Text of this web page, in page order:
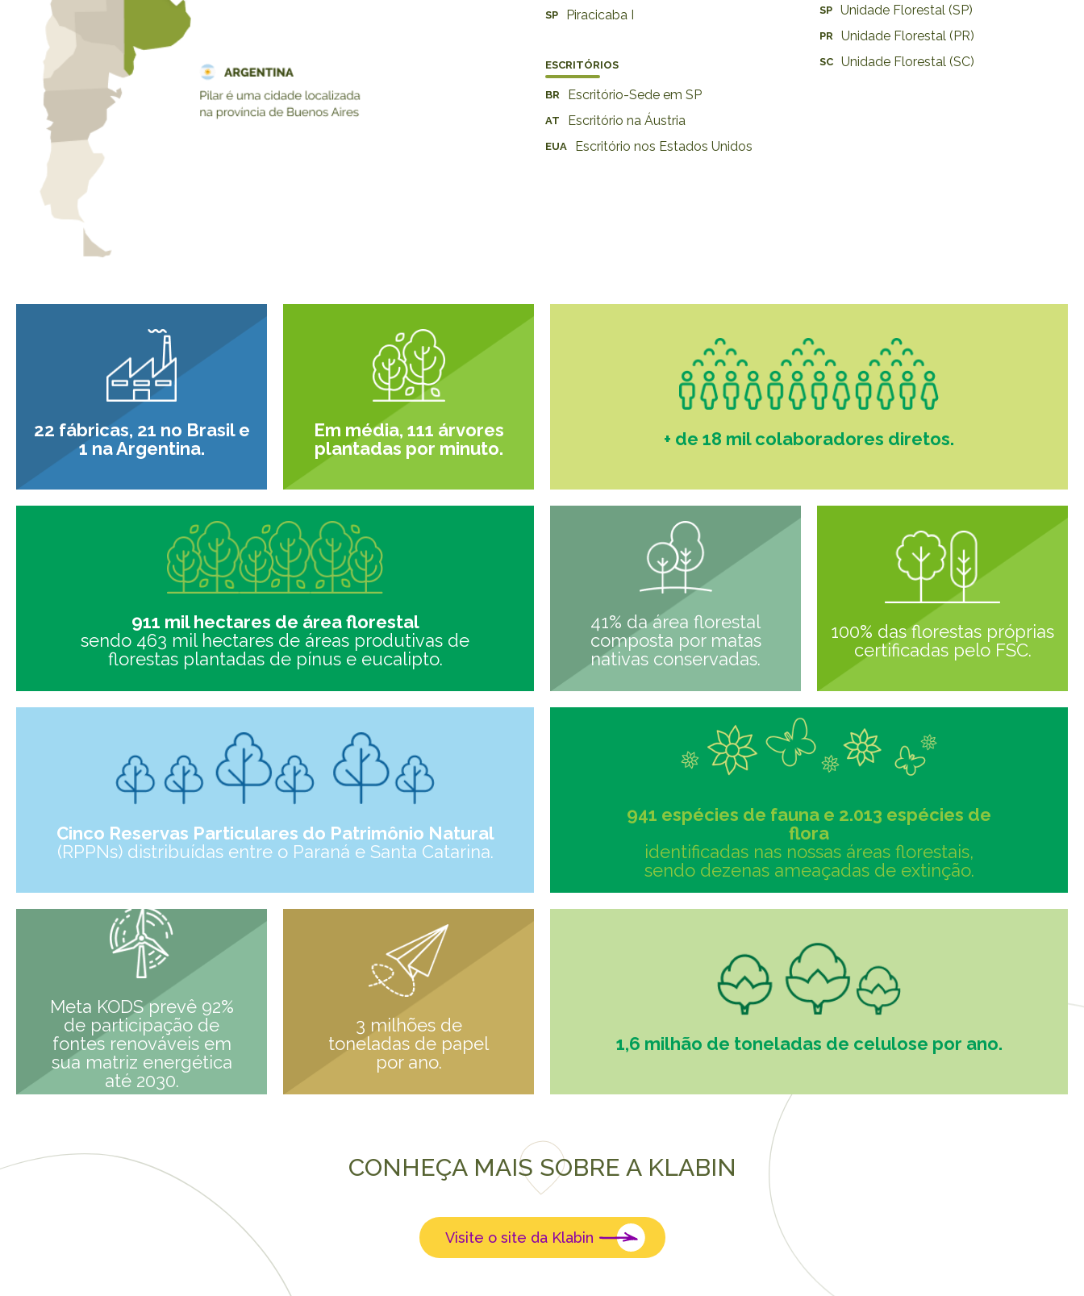
SP Piracicaba I
ESCRITÓRIOS
BR Escritório-Sede em SP
AT Escritório na Áustria
EUA Escritório nos Estados Unidos
SP Unidade Florestal (SP)
PR Unidade Florestal (PR)
SC Unidade Florestal (SC)
22 fábricas, 21 no Brasil e
1 na Argentina.
Em média, 111 árvores
plantadas por minuto.
+ de 18 mil colaboradores diretos.
911 mil hectares de área florestal
sendo 463 mil hectares de áreas produtivas de
florestas plantadas de pínus e eucalipto.
41% da área florestal
composta por matas
nativas conservadas.
100% das florestas próprias
certificadas pelo FSC.
Cinco Reservas Particulares do Patrimônio Natural
(RPPNs) distribuídas entre o Paraná e Santa Catarina.
941 espécies de fauna e 2.013 espécies de
flora
identificadas nas nossas áreas florestais,
sendo dezenas ameaçadas de extinção.
Meta KODS prevê 92%
de participação de
fontes renováveis em
sua matriz energética
até 2030.
3 milhões de
toneladas de papel
por ano.
1,6 milhão de toneladas de celulose por ano.
CONHEÇA MAIS SOBRE A KLABIN
Visite o site da Klabin